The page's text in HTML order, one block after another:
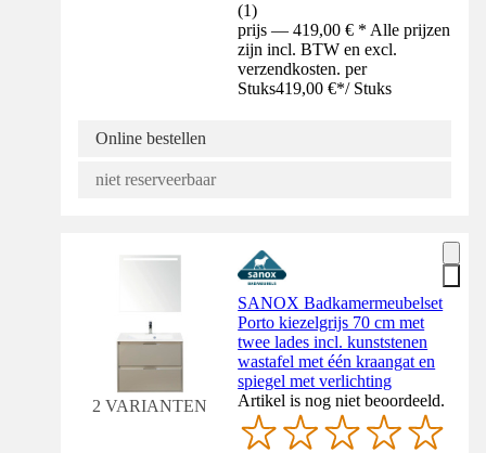
(1)
prijs — 419,00 € * Alle prijzen
zijn incl. BTW en excl.
verzendkosten. per
Stuks419,00 €*/ Stuks
Online bestellen
niet reserveerbaar
2 VARIANTEN
SANOX Badkamermeubelset
Porto kiezelgrijs 70 cm met
twee lades incl. kunststenen
wastafel met één kraangat en
spiegel met verlichting
Artikel is nog niet beoordeeld.